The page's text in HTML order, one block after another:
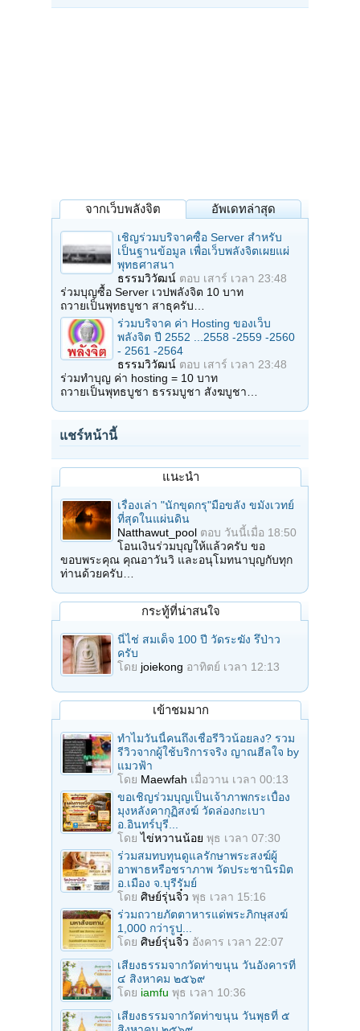
จากเว็บพลังจิต อัพเดทล่าสุด
เชิญร่วมบริจาคซื้อ Server สำหรับ
เป็นฐานข้อมูล เพื่อเว็บพลังจิตเผยแผ่
พุทธศาสนา
ธรรมวิวัฒน์ ตอบ เสาร์ เวลา 23:48
ร่วมบุญซื้อ Server เวปพลังจิต 10 บาท
ถวายเป็นพุทธบูชา สาธุครับ…
ร่วมบริจาค ค่า Hosting ของเว็บ
พลังจิต ปี 2552 ...2558 -2559 -2560
- 2561 -2564
ธรรมวิวัฒน์ ตอบ เสาร์ เวลา 23:48
ร่วมทำบุญ ค่า hosting = 10 บาท
ถวายเป็นพุทธบูชา ธรรมบูชา สังฆบูชา…
แชร์หน้านี้
แนะนำ
เรื่องเล่า "นักขุดกรุ"มือขลัง ขมังเวทย์
ที่สุดในแผ่นดิน
Natthawut_pool ตอบ วันนี้เมื่อ 18:50
โอนเงินร่วมบุญให้แล้วครับ ขอ
ขอบพระคุณ คุณอาวันวิ และอนุโมทนาบุญกับทุก
ท่านด้วยครับ…
กระทู้ที่น่าสนใจ
นี่ไช่ สมเด็จ 100 ปี วัดระฆัง รึป่าว
ครับ
โดย joiekong อาทิตย์ เวลา 12:13
เข้าชมมาก
ทำไมวันนี้คนถึงเชื่อรีวิวน้อยลง? รวม
รีวิวจากผู้ใช้บริการจริง ญาณฮีลใจ by
แมวฟ้า
โดย Maewfah เมื่อวาน เวลา 00:13
ขอเชิญร่วมบุญเป็นเจ้าภาพกระเบื้อง
มุงหลังคากุฏิสงฆ์ วัดล่องกะเบา
อ.อินทร์บุรี...
โดยไข่หวานน้อย พุธ เวลา 07:30
ร่วมสมทบทุนดูแลรักษาพระสงฆ์ผู้
อาพาธหรือชราภาพ วัดประชานิรมิต
อ.เมือง จ.บุรีรัมย์
โดย ศิษย์รุ่นจิ๋ว พุธ เวลา 15:16
ร่วมถวายภัตตาหารแด่พระภิกษุสงฆ์
1,000 กว่ารูป...
โดย ศิษย์รุ่นจิ๋ว อังคาร เวลา 22:07
เสียงธรรมจากวัดท่าขนุน วันอังคารที่
๔ สิงหาคม ๒๕๖๙
โดย iamfu พุธ เวลา 10:36
เสียงธรรมจากวัดท่าขนุน วันพุธที่ ๕